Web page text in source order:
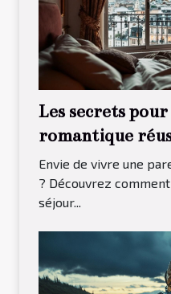
Les secrets
romantique
étoiles à Paris 13
Envie de vivre une
? Découvrez
séjour...